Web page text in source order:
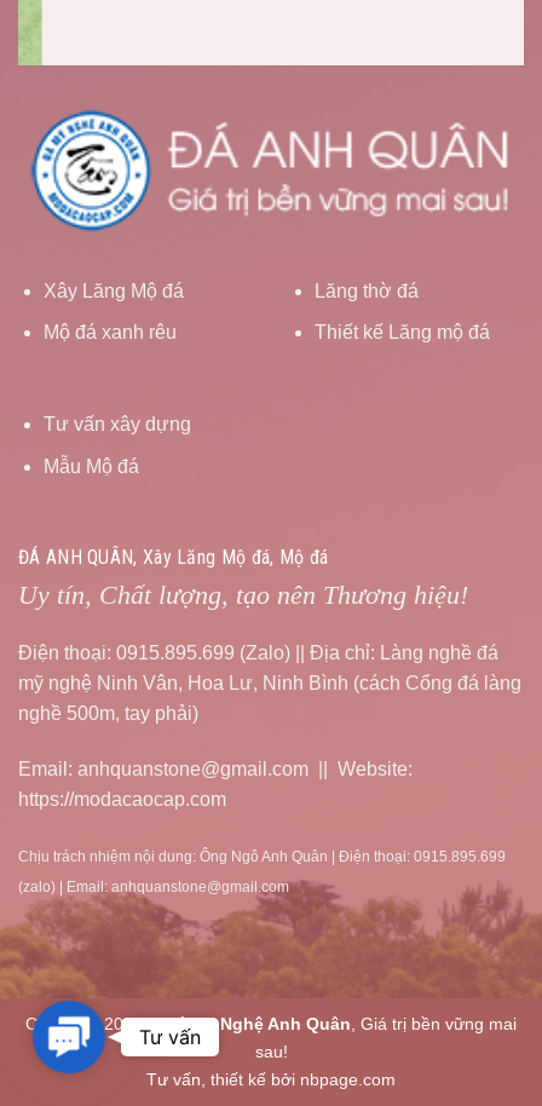
Xây Lăng Mộ đá
Mộ đá xanh rêu
Lăng thờ đá
Thiết kế Lăng mộ đá
Tư vấn xây dựng
Mẫu Mộ đá
ĐÁ ANH QUÂN, Xây Lăng Mộ đá, Mộ đá
Uy tín, Chất lượng, tạo nên Thương hiệu!
Điện thoại: 0915.895.699 (Zalo) || Địa chỉ: Làng nghề đá
mỹ nghệ Ninh Vân, Hoa Lư, Ninh Bình (cách Cổng đá làng
nghề 500m, tay phải)
Email: anhquanstone@gmail.com || Website:
https://modacaocap.com
Chịu trách nhiệm nội dung: Ông Ngô Anh Quân | Điện thoại: 0915.895.699
(zalo) | Email: anhquanstone@gmail.com
Copyright 2026 ©Đá Mỹ Nghệ Anh Quân , Giá trị bền vững mai
sau!
Tư vấn, thiết kế bởi nbpage.com
Contact
Us
Tư vấn